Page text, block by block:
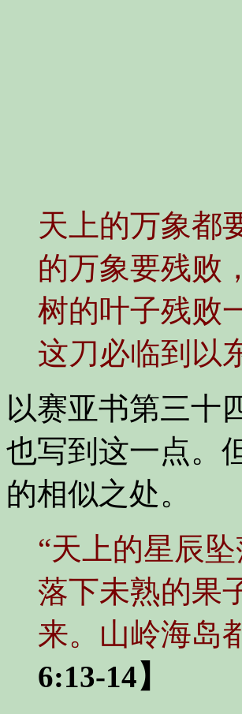
天上的万象都
的万象要残败
树的叶子残败
这刀必临到以
以赛亚书第三十
也写到这一点。
的相似之处。
“天上的星辰
落下未熟的果
来。山岭海岛
6:13-14】